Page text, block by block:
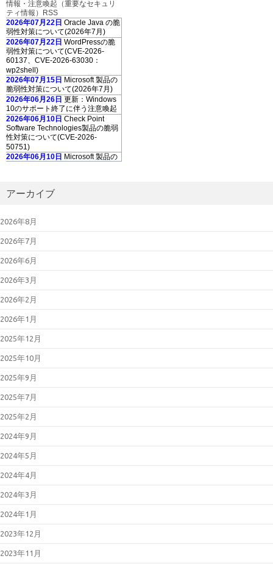
情報・注意喚起（重要なセキュリ
ティ情報）RSS
2026年07月22日 Oracle Java の脆
弱性対策について(2026年7月)
2026年07月22日 WordPressの脆
弱性対策について(CVE-2026-
60137、CVE-2026-63030：
wp2shell)
2026年07月15日 Microsoft 製品の
脆弱性対策について(2026年7月)
2026年06月26日 更新：Windows
10のサポート終了に伴う注意喚起
2026年06月10日 Check Point
Software Technologies製品の脆弱
性対策について(CVE-2026-
50751)
2026年06月10日 Microsoft 製品の
いて(2026年6月)
MailSuite」におけるスタックベー
弱性について（JVN#35567473）
脆弱性対策について(2026年5月)
Networks製PAN-OSの脆弱性対策
2026年05月07日
31431、Copy Fail)
策について(CVE-2026-31431、
2026年04月27日
Secure FTDの脆弱性について
2026年04月22日
2026年04月15日
いて(2026年4月)_2
脆弱性対策について(2026年4月)
および Reader の脆弱性対策につ
いて(2026年4月)
2026年04月08日
Type」における複数の脆弱性につ
いて（JVN#66473735）
2026年03月11日
脆弱性対策について(2026年3月)
2026年03月11日
および Reader の脆弱性対策につ
いて(2026年3月)
アーカイブ
2026年8月
2026年7月
2026年6月
2026年3月
2026年2月
2026年1月
2025年12月
2025年10月
2025年9月
2025年7月
2025年2月
2024年9月
2024年5月
2024年4月
2024年3月
2024年1月
2023年12月
2023年11月